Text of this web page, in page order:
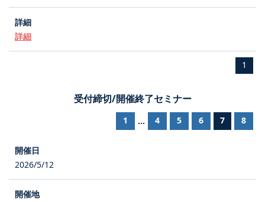
詳細
1
受付締切/開催終了セミナー
1 ... 4 5 6 7 8
2026/5/12